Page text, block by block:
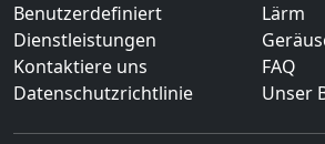
Benutzerdefiniert
Dienstleistungen
Kontaktiere uns
Datenschutzrichtlinie
Lärm
FAQ
Unser